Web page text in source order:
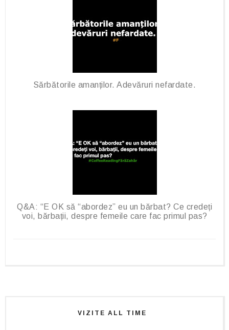
Sărbătorile amanților. Adevăruri nefardate.
Q&A: “E OK să “abordez” eu un bărbat? Ce credeți
voi, bărbații, despre femeile care fac primul pas?
VIZITE ALL TIME